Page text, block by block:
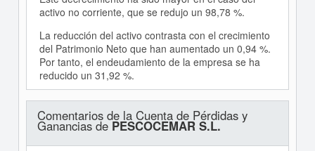
activo no corriente, que se redujo un 98,78 %.
La reducción del activo contrasta con el crecimiento
del Patrimonio Neto que han aumentado un 0,94 %.
Por tanto, el endeudamiento de la empresa se ha
reducido un 31,92 %.
Comentarios de la Cuenta de Pérdidas y
Ganancias dePESCOCEMAR S.L.